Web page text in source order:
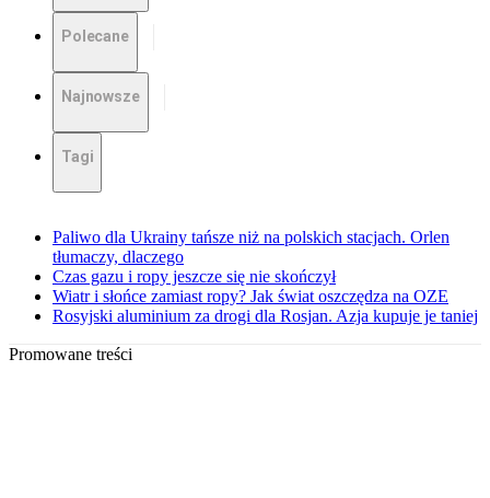
Polecane
Najnowsze
Tagi
Paliwo dla Ukrainy tańsze niż na polskich stacjach. Orlen
tłumaczy, dlaczego
Czas gazu i ropy jeszcze się nie skończył
Wiatr i słońce zamiast ropy? Jak świat oszczędza na OZE
Rosyjski aluminium za drogi dla Rosjan. Azja kupuje je taniej
Promowane treści